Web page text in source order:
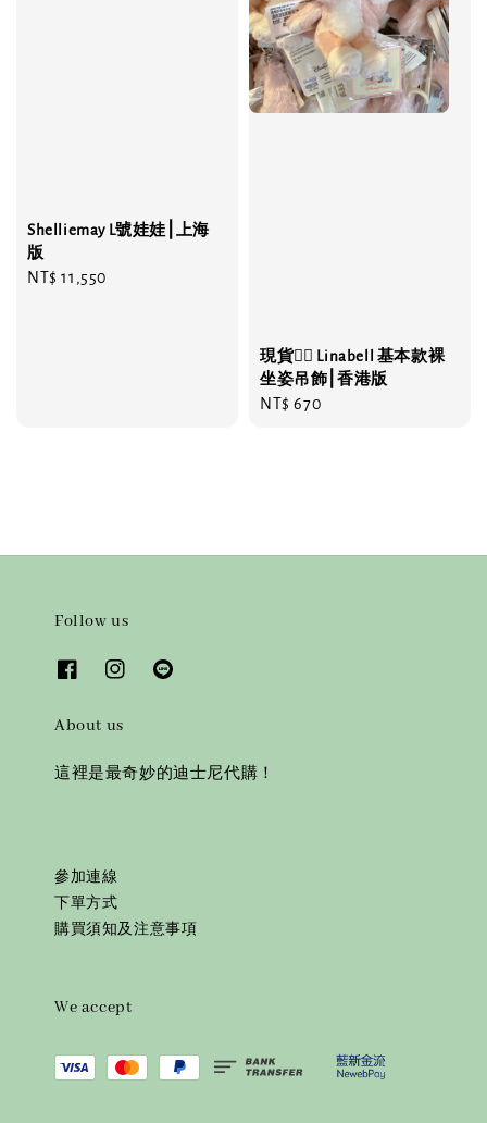
Shelliemay L號娃娃⎮上海
版
Regular
NT$ 11,550
現貨❤️‍🔥 Linabell 基本款裸
坐姿吊飾⎮香港版
Regular
NT$ 670
Follow us
About us
這裡是最奇妙的迪士尼代購！
參加連線
下單方式
購買須知及注意事項
We accept